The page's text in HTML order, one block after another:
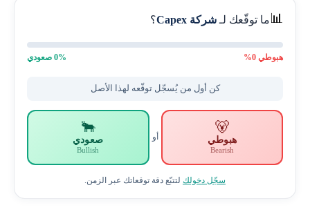
📊ما توقّعك لـ شركة Capex ؟
هبوطي 0
%
0% صعودي
كن أول من يُسجّل توقّعه لهذا الأصل
🐻
هبوطي
Bearish
أو
🐂
صعودي
Bullish
سجّل دخولك لتتبّع دقة توقعاتك عبر الزمن.